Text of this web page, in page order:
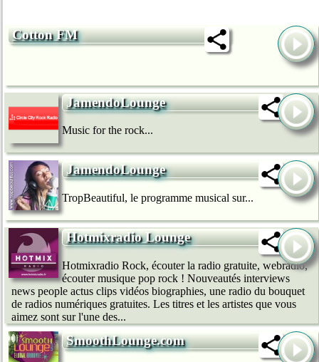
Cotton FM
JamendoLounge
Music for the rock...
JamendoLounge
TropBeautiful, le programme musical sur...
Hotmixradio Lounge
Hotmixradio Rock, écouter la radio gratuite, webradio,
écouter musique pop rock ! Nouveautés interviews
news people actus clips vidéos biographies, une radio du bouquet
de radios numériques gratuites. Les titres et les artistes que vous
aimez sont sur l'une des...
SmoothLounge.com